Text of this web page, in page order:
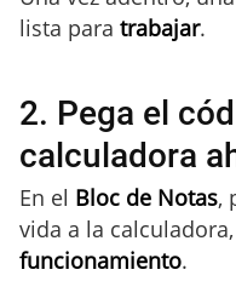
lista para trabajar.
2. Pega el
calculadora
En el Bloc de Notas,
vida a la
funcionamiento.